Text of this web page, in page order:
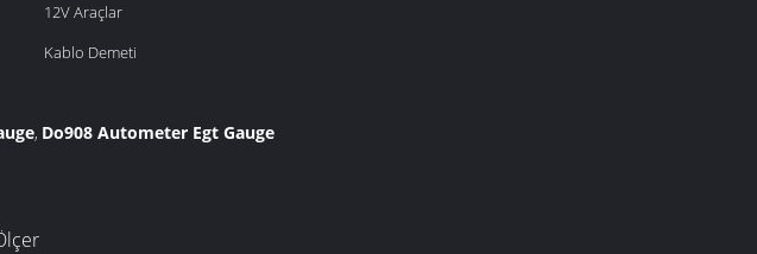
12V Araçlar
Kablo Demeti
, Do908 Autometer Egt Gauge